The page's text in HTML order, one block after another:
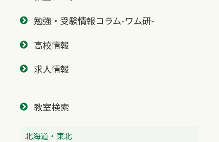
勉強・受験情報コラム-ワム研-
高校情報
求人情報
教室検索
北海道・東北